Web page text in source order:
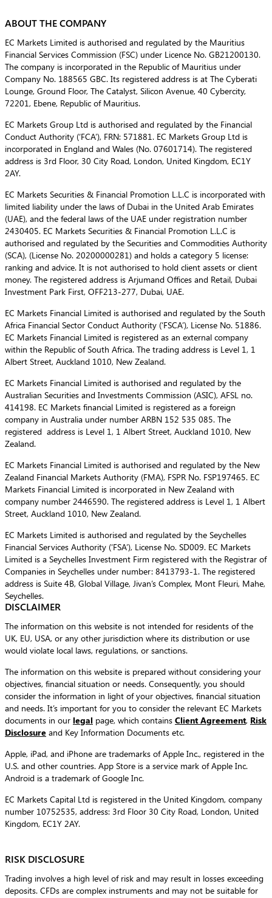
ABOUT THE COMPANY
EC Markets Limited is authorised and regulated by the Mauritius
Financial Services Commission (FSC) under Licence No. GB21200130.
The company is incorporated in the Republic of Mauritius under
Company No. 188565 GBC. Its registered address is at The Cyberati
Lounge, Ground Floor, The Catalyst, Silicon Avenue, 40 Cybercity,
72201, Ebene, Republic of Mauritius.
EC Markets Group Ltd is authorised and regulated by the Financial
Conduct Authority (‘FCA’), FRN: 571881. EC Markets Group Ltd is
incorporated in England and Wales (No. 07601714). The registered
address is 3rd Floor, 30 City Road, London, United Kingdom, EC1Y
2AY.
EC Markets Securities & Financial Promotion L.L.C is incorporated with
limited liability under the laws of Dubai in the United Arab Emirates
(UAE), and the federal laws of the UAE under registration number
2430405. EC Markets Securities & Financial Promotion L.L.C is
authorised and regulated by the Securities and Commodities Authority
(SCA), (License No. 20200000281) and holds a category 5 license:
ranking and advice. It is not authorised to hold client assets or client
money. The registered address is Arjumand Offices and Retail, Dubai
Investment Park First, OFF213-277, Dubai, UAE.
EC Markets Financial Limited is authorised and regulated by the South
Africa Financial Sector Conduct Authority (‘FSCA’), License No. 51886.
EC Markets Financial Limited is registered as an external company
within the Republic of South Africa. The trading address is Level 1, 1
Albert Street, Auckland 1010, New Zealand.
EC Markets Financial Limited is authorised and regulated by the
Australian Securities and Investments Commission (ASIC), AFSL no.
414198. EC Markets financial Limited is registered as a foreign
company in Australia under number ARBN 152 535 085. The
registered address is Level 1, 1 Albert Street, Auckland 1010, New
Zealand.
EC Markets Financial Limited is authorised and regulated by the New
Zealand Financial Markets Authority (FMA), FSPR No. FSP197465. EC
Markets Financial Limited is incorporated in New Zealand with
company number 2446590. The registered address is Level 1, 1 Albert
Street, Auckland 1010, New Zealand.
EC Markets Limited is authorised and regulated by the Seychelles
Financial Services Authority (‘FSA’), License No. SD009. EC Markets
Limited is a Seychelles Investment Firm registered with the Registrar of
Companies in Seychelles under number: 8413793-1. The registered
address is Suite 4B, Global Village, Jivan’s Complex, Mont Fleuri, Mahe,
Seychelles.
DISCLAIMER
The information on this website is not intended for residents of the
UK, EU, USA, or any other jurisdiction where its distribution or use
would violate local laws, regulations, or sanctions.
The information on this website is prepared without considering your
objectives, financial situation or needs. Consequently, you should
consider the information in light of your objectives, financial situation
and needs. It’s important for you to consider the relevant EC Markets
documents in our legal page, which contains Client Agreement, Risk
Disclosure and Key Information Documents etc.
Apple, iPad, and iPhone are trademarks of Apple Inc., registered in the
U.S. and other countries. App Store is a service mark of Apple Inc.
Android is a trademark of Google Inc.
EC Markets Capital Ltd is registered in the United Kingdom, company
number 10752535, address: 3rd Floor 30 City Road, London, United
Kingdom, EC1Y 2AY.
RISK DISCLOSURE
Trading involves a high level of risk and may result in losses exceeding
deposits. CFDs are complex instruments and may not be suitable for